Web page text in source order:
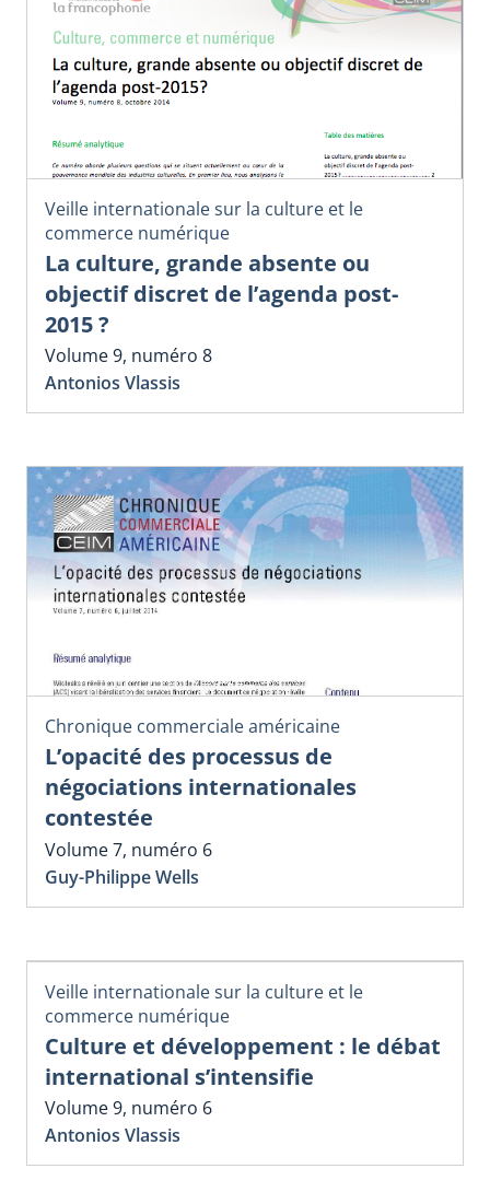
Veille internationale sur la culture et le
commerce numérique
La culture, grande absente ou
objectif discret de l’agenda post-
2015 ?
Volume 9, numéro 8
Antonios Vlassis
Chronique commerciale américaine
L’opacité des processus de
négociations internationales
contestée
Volume 7, numéro 6
Guy-Philippe Wells
Veille internationale sur la culture et le
commerce numérique
Culture et développement : le débat
international s’intensifie
Volume 9, numéro 6
Antonios Vlassis